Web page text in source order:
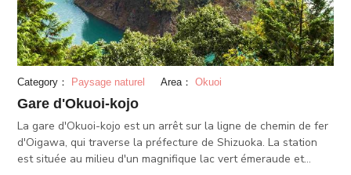
Category： Paysage naturel Area： Okuoi
Gare d'Okuoi-kojo
La gare d'Okuoi-kojo est un arrêt sur la ligne de chemin de fer
d'Oigawa, qui traverse la préfecture de Shizuoka. La station
est située au milieu d'un magnifique lac vert émeraude et